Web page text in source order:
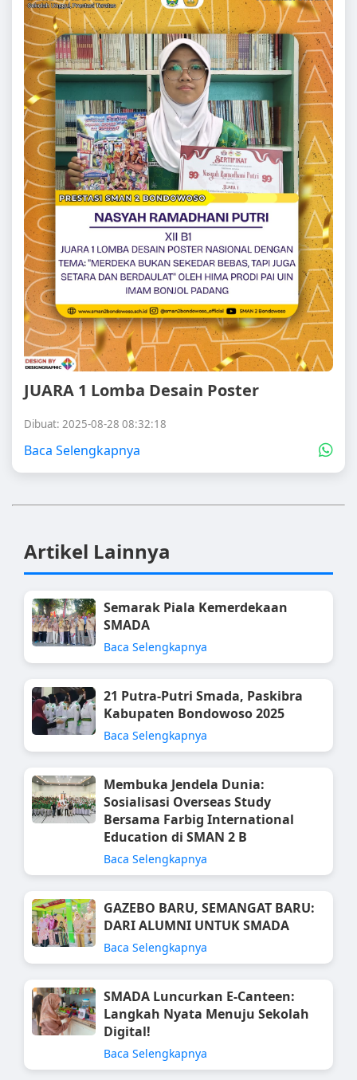
JUARA 1 Lomba Desain Poster
Dibuat: 2025-08-28 08:32:18
Baca Selengkapnya
Artikel Lainnya
Semarak Piala Kemerdekaan
SMADA
Baca Selengkapnya
21 Putra-Putri Smada, Paskibra
Kabupaten Bondowoso 2025
Baca Selengkapnya
Membuka Jendela Dunia:
Sosialisasi Overseas Study
Bersama Farbig International
Education di SMAN 2 B
Baca Selengkapnya
GAZEBO BARU, SEMANGAT BARU:
DARI ALUMNI UNTUK SMADA
Baca Selengkapnya
SMADA Luncurkan E-Canteen:
Langkah Nyata Menuju Sekolah
Digital!
Baca Selengkapnya